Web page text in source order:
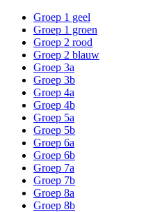
Groep 1 geel
Groep 1 groen
Groep 2 rood
Groep 2 blauw
Groep 3a
Groep 3b
Groep 4a
Groep 4b
Groep 5a
Groep 5b
Groep 6a
Groep 6b
Groep 7a
Groep 7b
Groep 8a
Groep 8b